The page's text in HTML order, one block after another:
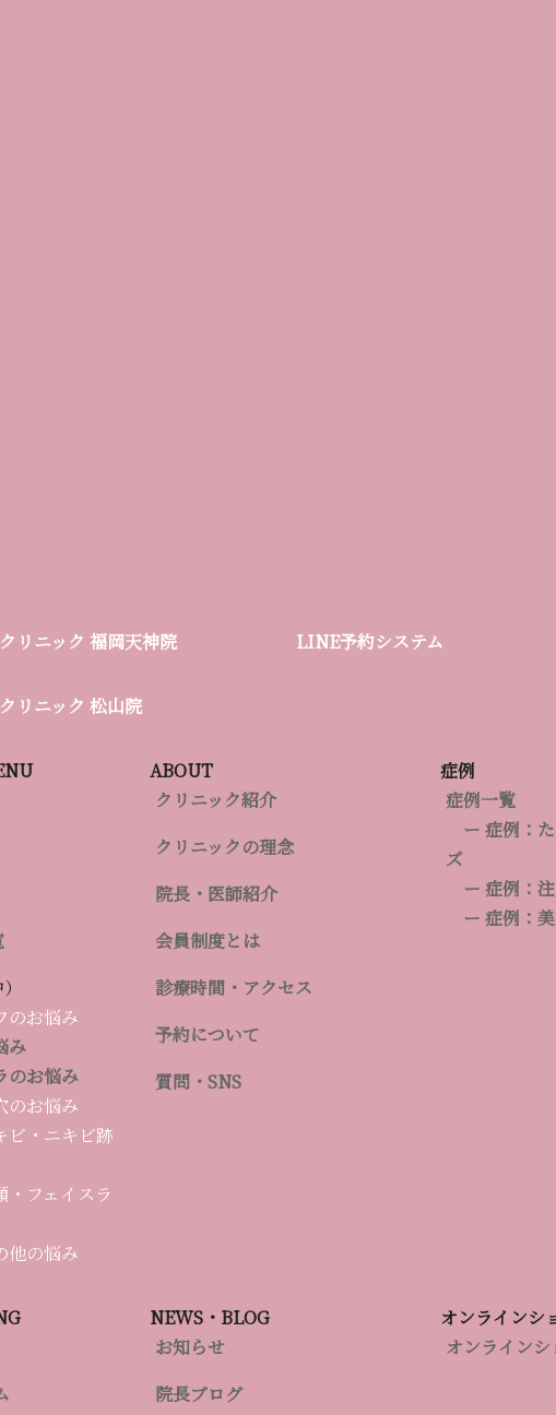
ニック福岡天神院
クリニック福岡天神院
選ばれるたるみ治療
いただいています。その当院に導入されたサーマハンドは、これま
リニック 福岡天神院
リニック 松山院
LINE予約システム
のお悩み
み
のお悩み
のお悩み
・ニキビ跡
フェイスラ
他の悩み
ABOUT
クリニック紹介
クリニックの理念
院長・医師紹介
会員制度とは
診療時間・アクセス
予約について
質問・SNS
症例
症例一覧
ー 症例：
ズ
ー 症例：
ー 症例：
NEWS・BLOG
お知らせ
院長ブログ
オンラインシ
オンライン